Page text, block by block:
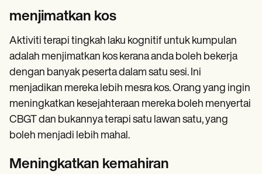
menjimatkan kos
Aktiviti terapi tingkah laku kognitif untuk kumpulan
adalah menjimatkan kos kerana anda boleh bekerja
dengan banyak peserta dalam satu sesi. Ini
menjadikan mereka lebih mesra kos. Orang yang ingin
meningkatkan kesejahteraan mereka boleh menyertai
CBGT dan bukannya terapi satu lawan satu, yang
boleh menjadi lebih mahal.
Meningkatkan kemahiran